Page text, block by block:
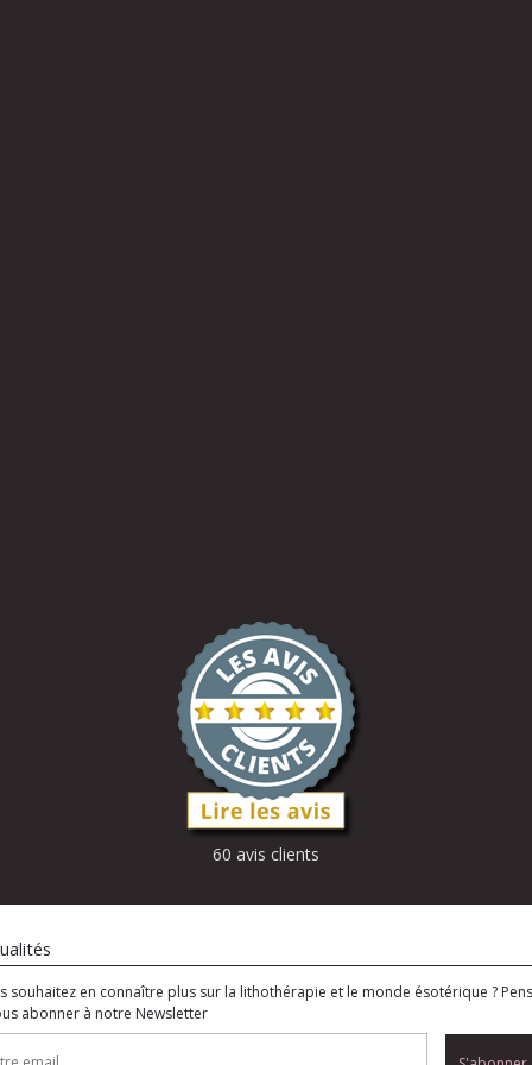
60 avis clients
souhaitez en connaître plus sur la lithothérapie et le monde ésotérique ?
abonner à notre Newsletter